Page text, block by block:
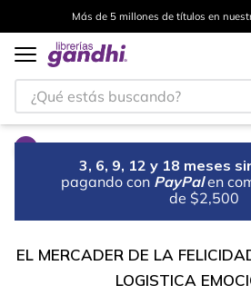
Más de 5 millones de títulos en
¿Qué estás buscando?
3, 6, 9, 12 y 18 meses
pagando con PayPal en
de $2,500
EL MERCADER DE LA
LOGISTICA